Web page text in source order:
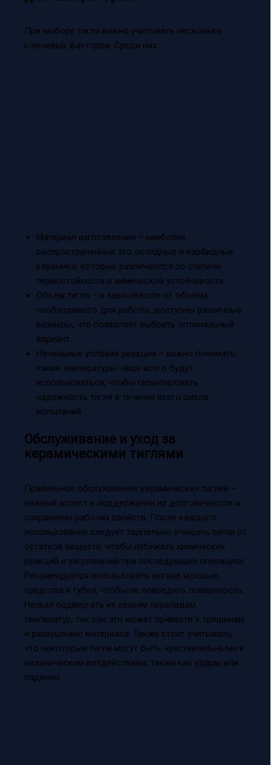
При выборе тигля важно учитывать несколько
ключевых факторов. Среди них:
Материал изготовления – наиболее
распространенные это оксидные и карбидные
керамики, которые различаются по степени
термостойкости и химической устойчивости.
Объем тигля – в зависимости от объема
необходимого для работы, доступны различные
размеры, что позволяет выбрать оптимальный
вариант.
Начальные условия реакции – важно понимать,
какие температуры чаще всего будут
использоваться, чтобы гарантировать
надежность тигля в течение всего цикла
испытаний.
Обслуживание и уход за
керамическими тиглями
Правильное обслуживание керамических тиглей –
важный аспект в поддержании их долговечности и
сохранении рабочих свойств. После каждого
использования следует тщательно очищать тигли от
остатков веществ, чтобы избежать химических
реакций и загрязнений при последующих операциях.
Рекомендуется использовать мягкие моющие
средства и губки, чтобы не повредить поверхность.
Нельзя подвергать их резким перепадам
температур, так как это может привести к трещинам
и разрушению материала. Также стоит учитывать,
что некоторые тигли могут быть чувствительными к
механическим воздействиям, таким как удары или
падения.